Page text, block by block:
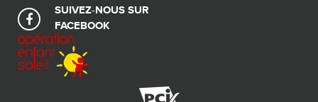
SUIVEZ-NOUS SUR
FACEBOOK